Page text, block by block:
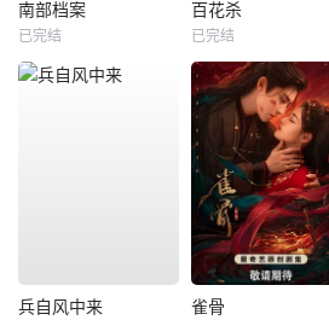
南部档案
已完结
百花杀
已完结
兵自风中来 雀骨